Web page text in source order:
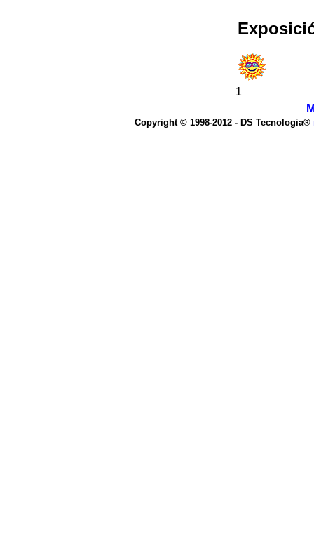
1
Copyright © 1998-2012 - DS Tecnologia®